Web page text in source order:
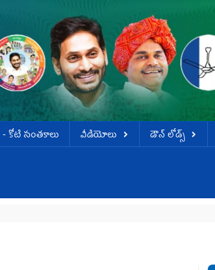
కోటి సంత‌కాలు వీడియోలు డౌన్ లోడ్స్